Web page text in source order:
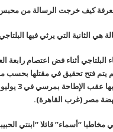
كيف خرجت الرسالة من محبس
هي الثانية التي يرثي فيها
يتم فتح تحقيق في مقتلها بحسب
مصر (غرب القاهرة).
مخاطبا “أسماء” قائلا